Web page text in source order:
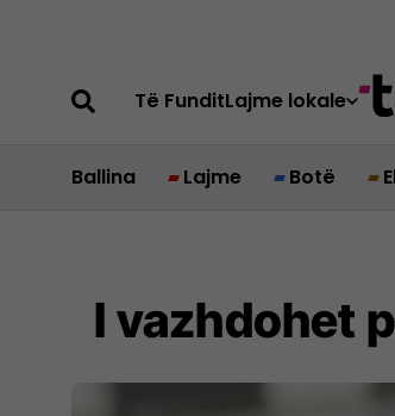
Të FunditLajme lokale
Ballina Lajme Botë
I vazhdohet